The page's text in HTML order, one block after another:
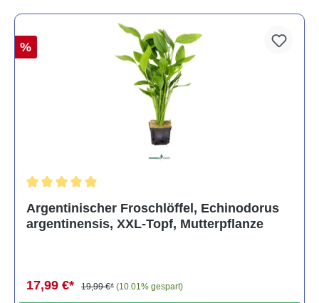
%
Argentinischer Froschlöffel, Echinodorus
argentinensis, XXL-Topf, Mutterpflanze
17,99 €* 19,99 €* (10.01% gespart)